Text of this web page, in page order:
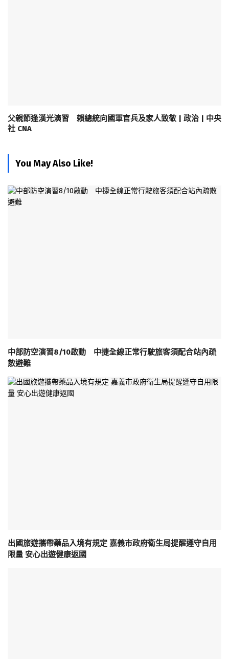
父親節逢漢光演習 賴總統向國軍官兵及家人致敬 | 政治 | 中央
社 CNA
You May Also Like!
中部防空演習8/10啟動 中捷全線正常行駛旅客須配合站內疏
散避難
出國旅遊攜帶藥品入境有規定 嘉義市政府衛生局提醒遵守自用
限量 安心出遊健康返國